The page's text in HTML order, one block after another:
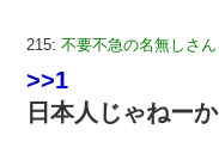
215: 不要不急の名無しさん
>>1
日本人じゃねーか